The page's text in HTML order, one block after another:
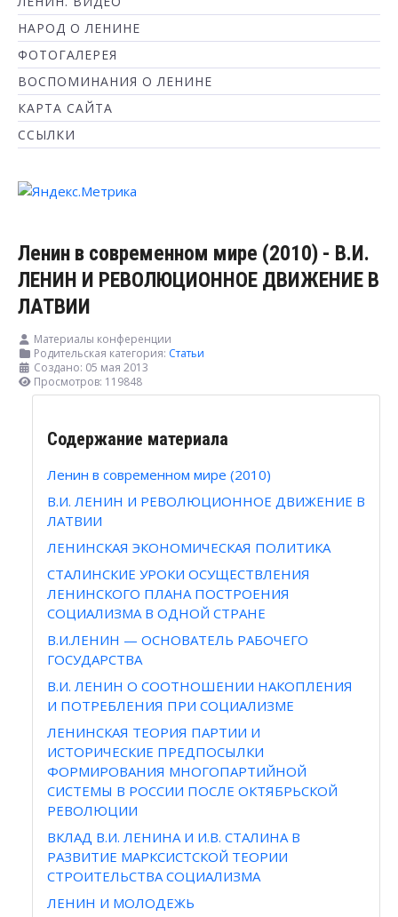
НАРОД О ЛЕНИНЕ
ФОТОГАЛЕРЕЯ
ВОСПОМИНАНИЯ О ЛЕНИНЕ
КАРТА САЙТА
ССЫЛКИ
Ленин в современном мире (2010) - В.И.
ЛЕНИН И РЕВОЛЮЦИОННОЕ ДВИЖЕНИЕ В
ЛАТВИИ
Материалы конференции
Родительская категория: Статьи
Создано: 05 мая 2013
Просмотров: 119848
Содержание материала
Ленин в современном мире (2010)
В.И. ЛЕНИН И РЕВОЛЮЦИОННОЕ ДВИЖЕНИЕ В
ЛАТВИИ
ЛЕНИНСКАЯ ЭКОНОМИЧЕСКАЯ ПОЛИТИКА
СТАЛИНСКИЕ УРОКИ ОСУЩЕСТВЛЕНИЯ
ЛЕНИНСКОГО ПЛАНА ПОСТРОЕНИЯ
СОЦИАЛИЗМА В ОДНОЙ СТРАНЕ
В.И.ЛЕНИН — ОСНОВАТЕЛЬ РАБОЧЕГО
ГОСУДАРСТВА
В.И. ЛЕНИН О СООТНОШЕНИИ НАКОПЛЕНИЯ
И ПОТРЕБЛЕНИЯ ПРИ СОЦИАЛИЗМЕ
ЛЕНИНСКАЯ ТЕОРИЯ ПАРТИИ И
ИСТОРИЧЕСКИЕ ПРЕДПОСЫЛКИ
ФОРМИРОВАНИЯ МНОГОПАРТИЙНОЙ
СИСТЕМЫ В РОССИИ ПОСЛЕ ОКТЯБРЬСКОЙ
РЕВОЛЮЦИИ
ВКЛАД В.И. ЛЕНИНА И И.В. СТАЛИНА В
РАЗВИТИЕ МАРКСИСТСКОЙ ТЕОРИИ
СТРОИТЕЛЬСТВА СОЦИАЛИЗМА
ЛЕНИН И МОЛОДЕЖЬ